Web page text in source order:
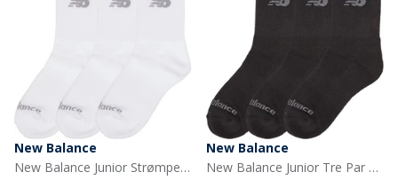
New Balance
New Balance Junior Strømper med Polstring 3-pak Hvid
New Balance
New Balance Junior Tre Par Polstrede Crew Sokker Sort